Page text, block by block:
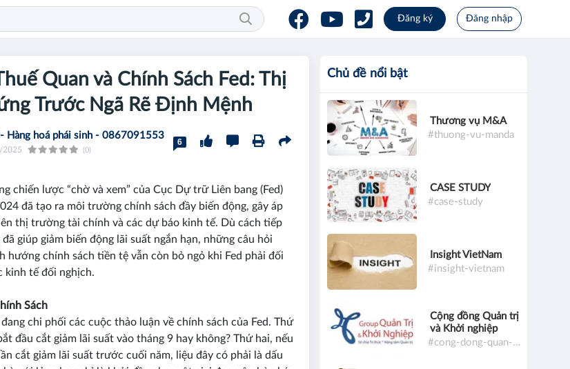
Đăng ký Đăng nhập
Quan và Chính Sách Fed: Thị
Trước Ngã Rẽ Định Mệnh
- Hàng hoá phái sinh - 0867091553
2025 (0)
6
chiến lược “chờ và xem” của Cục Dự trữ Liên bang (Fed)
đã tạo ra môi trường chính sách đầy biến động, gây áp
thị trường tài chính và các dự báo kinh tế. Dù cách tiếp
giúp giảm biến động lãi suất ngắn hạn, những câu hỏi
hướng chính sách tiền tệ vẫn còn bỏ ngỏ khi Fed phải đối
kinh tế đối nghịch.
Sách
chi phối các cuộc thảo luận về chính sách của Fed. Thứ
đầu cắt giảm lãi suất vào tháng 9 hay không? Thứ hai, nếu
cắt giảm lãi suất trước cuối năm, liệu đây có phải là dấu
Chủ đề nổi bật
Thương vụ M&A
#thuong-vu-manda
CASE STUDY
#case-study
Insight VietNam
#insight-vietnam
Cộng đồng Quản trị
và Khởi nghiệp
#cong-dong-quan-tri-va-khoi-nghiep